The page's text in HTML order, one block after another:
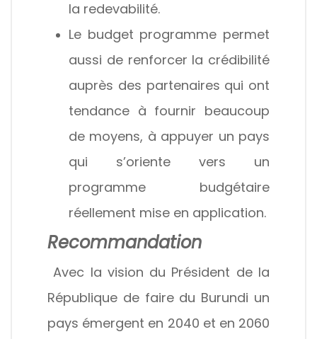
la redevabilité.
Le budget programme permet
aussi de renforcer la crédibilité
auprès des partenaires qui ont
tendance à fournir beaucoup
de moyens, à appuyer un pays
qui s’oriente vers un
programme budgétaire
réellement mise en application.
Recommandation
Avec la vision du Président de la
République de faire du Burundi un
pays émergent en 2040 et en 2060